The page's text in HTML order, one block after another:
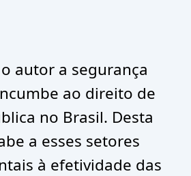
autor a segurança
ao direito de
no Brasil. Desta
a esses setores
à efetividade das